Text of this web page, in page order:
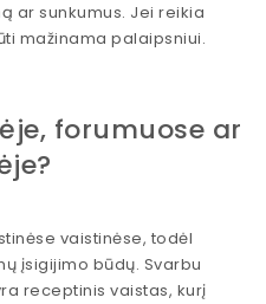
ar sunkumus. Jei reikia
mažinama palaipsniui.
forumuose ar
vaistinėse, todėl
įsigijimo būdų. Svarbu
receptinis vaistas, kurį